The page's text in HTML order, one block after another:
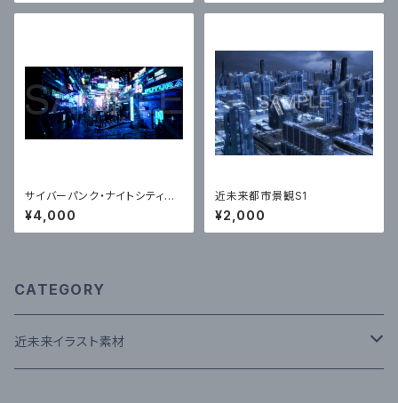
サイバーパンク・ナイトシティー
+街の人入り・無し2枚セット｜
近未来アニメ風イラスト素材
¥4,000
近未来都市景観S1
¥2,000
CATEGORY
近未来イラスト素材